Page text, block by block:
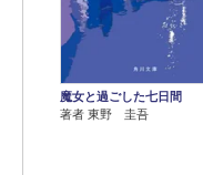
魔女と過ごした七日間
著者 東野 圭吾